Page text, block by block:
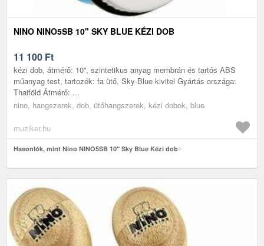
NINO NINO5SB 10" SKY BLUE KÉZI DOB
11 100 Ft
kézi dob, átmérő: 10'', szintetikus anyag membrán és tartós ABS
műanyag test, tartozék: fa ütő, Sky-Blue kivitel Gyártás országa:
Thaiföld Átmérő: ...
nino, hangszerek, dob, ütőhangszerek, kézi dobok, blue
muziker.hu
Hasonlók, mint Nino NINO5SB 10" Sky Blue Kézi dob